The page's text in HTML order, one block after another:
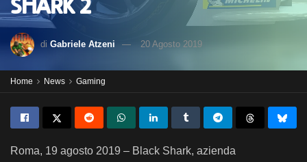
Shark 2
di Gabriele Atzeni 20 Agosto 2019
Home News Gaming
Roma, 19 agosto 2019 – Black Shark, azienda